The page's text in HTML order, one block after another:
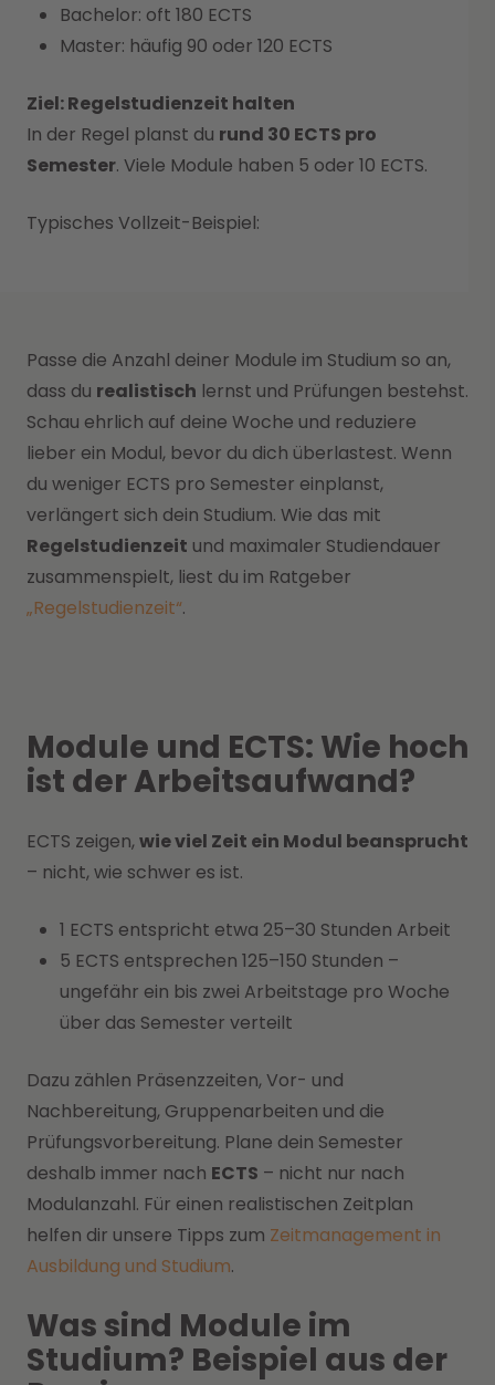
Bachelor: oft 180 ECTS
Master: häufig 90 oder 120 ECTS
Ziel: Regelstudienzeit halten
In der Regel planst du rund 30 ECTS pro
Semester. Viele Module haben 5 oder 10 ECTS.
Typisches Vollzeit-Beispiel:
Passe die Anzahl deiner Module im Studium so an,
dass du realistisch lernst und Prüfungen bestehst.
Schau ehrlich auf deine Woche und reduziere
lieber ein Modul, bevor du dich überlastest. Wenn
du weniger ECTS pro Semester einplanst,
verlängert sich dein Studium. Wie das mit
Regelstudienzeit und maximaler Studiendauer
zusammenspielt, liest du im Ratgeber
„Regelstudienzeit“.
Module und ECTS: Wie hoch
ist der Arbeitsaufwand?
ECTS zeigen, wie viel Zeit ein Modul beansprucht
– nicht, wie schwer es ist.
1 ECTS entspricht etwa 25–30 Stunden Arbeit
5 ECTS entsprechen 125–150 Stunden –
ungefähr ein bis zwei Arbeitstage pro Woche
über das Semester verteilt
Dazu zählen Präsenzzeiten, Vor- und
Nachbereitung, Gruppenarbeiten und die
Prüfungsvorbereitung. Plane dein Semester
deshalb immer nach ECTS – nicht nur nach
Modulanzahl. Für einen realistischen Zeitplan
helfen dir unsere Tipps zum Zeitmanagement in
Ausbildung und Studium.
Was sind Module im
Studium? Beispiel aus der